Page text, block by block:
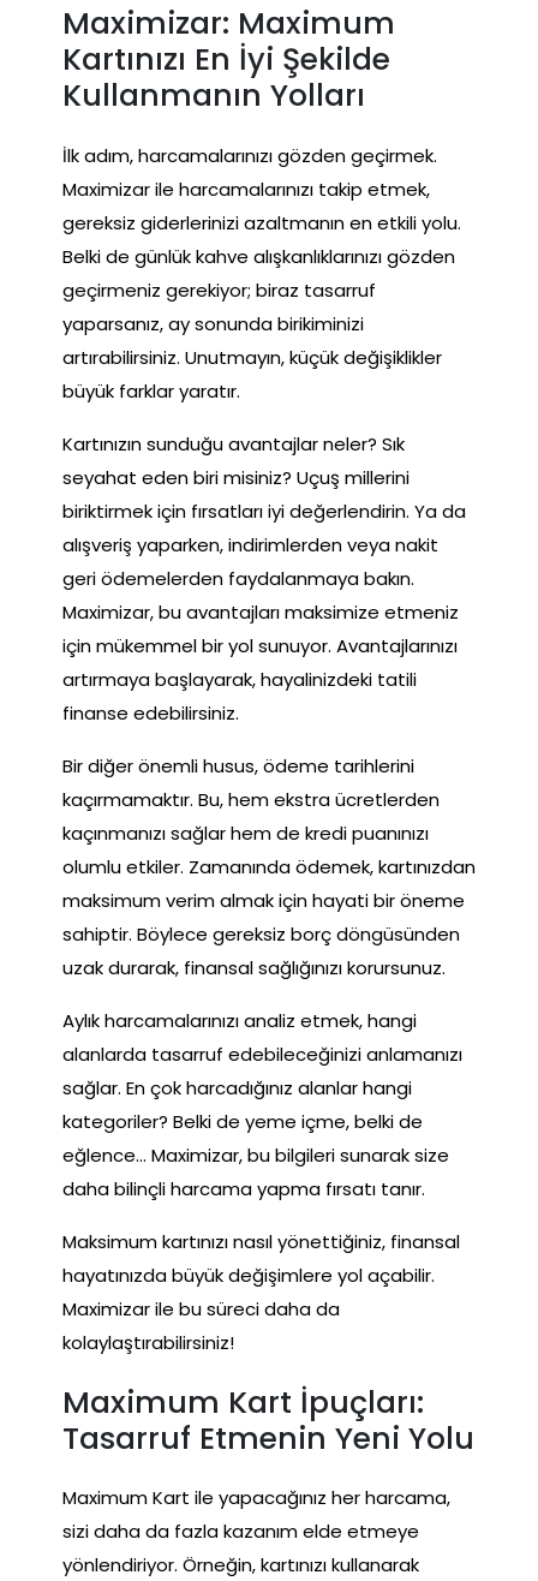
Maximizar: Maximum
Kartınızı En İyi Şekilde
Kullanmanın Yolları
İlk adım, harcamalarınızı gözden geçirmek.
Maximizar ile harcamalarınızı takip etmek,
gereksiz giderlerinizi azaltmanın en etkili yolu.
Belki de günlük kahve alışkanlıklarınızı gözden
geçirmeniz gerekiyor; biraz tasarruf
yaparsanız, ay sonunda birikiminizi
artırabilirsiniz. Unutmayın, küçük değişiklikler
büyük farklar yaratır.
Kartınızın sunduğu avantajlar neler? Sık
seyahat eden biri misiniz? Uçuş millerini
biriktirmek için fırsatları iyi değerlendirin. Ya da
alışveriş yaparken, indirimlerden veya nakit
geri ödemelerden faydalanmaya bakın.
Maximizar, bu avantajları maksimize etmeniz
için mükemmel bir yol sunuyor. Avantajlarınızı
artırmaya başlayarak, hayalinizdeki tatili
finanse edebilirsiniz.
Bir diğer önemli husus, ödeme tarihlerini
kaçırmamaktır. Bu, hem ekstra ücretlerden
kaçınmanızı sağlar hem de kredi puanınızı
olumlu etkiler. Zamanında ödemek, kartınızdan
maksimum verim almak için hayati bir öneme
sahiptir. Böylece gereksiz borç döngüsünden
uzak durarak, finansal sağlığınızı korursunuz.
Aylık harcamalarınızı analiz etmek, hangi
alanlarda tasarruf edebileceğinizi anlamanızı
sağlar. En çok harcadığınız alanlar hangi
kategoriler? Belki de yeme içme, belki de
eğlence… Maximizar, bu bilgileri sunarak size
daha bilinçli harcama yapma fırsatı tanır.
Maksimum kartınızı nasıl yönettiğiniz, finansal
hayatınızda büyük değişimlere yol açabilir.
Maximizar ile bu süreci daha da
kolaylaştırabilirsiniz!
Maximum Kart İpuçları:
Tasarruf Etmenin Yeni Yolu
Maximum Kart ile yapacağınız her harcama,
sizi daha da fazla kazanım elde etmeye
yönlendiriyor. Örneğin, kartınızı kullanarak